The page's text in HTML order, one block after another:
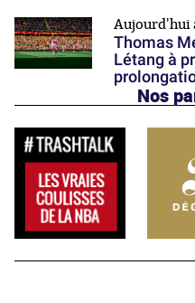
Aujourd'hui
Thomas
Létang à
Nos